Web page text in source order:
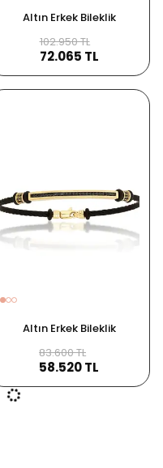
Altın Erkek Bileklik
102.950 TL
72.065 TL
Altın Erkek Bileklik
83.600 TL
58.520 TL